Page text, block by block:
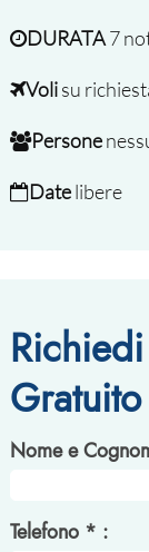
DURATA7
Volisu
Persone
Datelibere
Gratuito
Nome e
Telefono * :